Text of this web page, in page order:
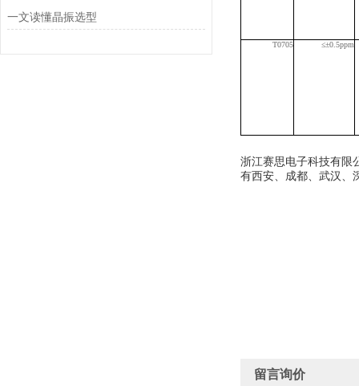
一文读懂晶振选型
T0705 ≤±0.5ppm
浙江赛思电子科技有限
有西安、成都、武汉、
留言询价